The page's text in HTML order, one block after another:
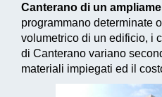
Canterano di un
programmano determinate
volumetrico di un edificio, i
di Canterano variano
materiali impiegati ed il